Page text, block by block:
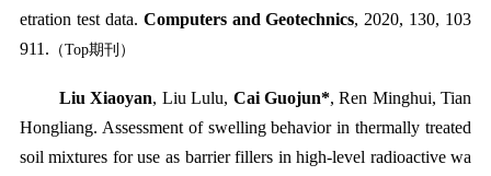
etration test data. Computers and Geotechnics, 2020, 130, 103
911. （Top期刊）
Liu Xiaoyan, Liu Lulu, Cai Guojun*, Ren Minghui, Tian
Hongliang. Assessment of swelling behavior in thermally treated
soil mixtures for use as barrier fillers in high-level radioactive wa